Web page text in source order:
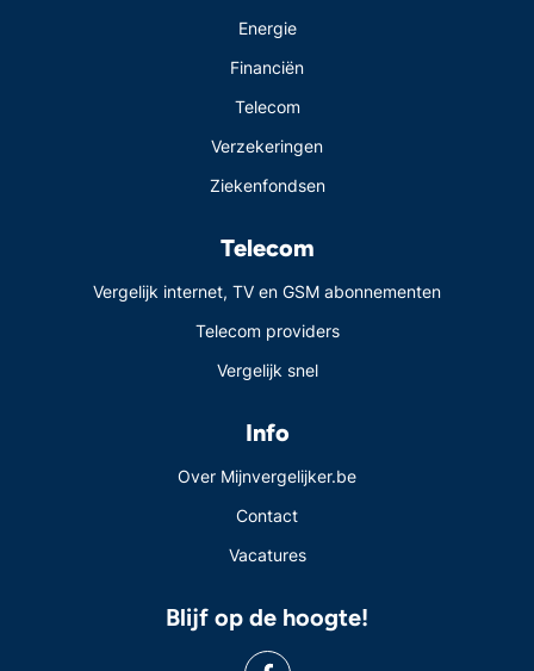
Energie
Financiën
Telecom
Verzekeringen
Ziekenfondsen
Telecom
Vergelijk internet, TV en GSM abonnementen
Telecom providers
Vergelijk snel
Info
Over Mijnvergelijker.be
Contact
Vacatures
Blijf op de hoogte!